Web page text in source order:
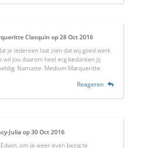
Clasquin op28 Oct 2016
je iedereen laat zien dat wij goed werk
wil jou daarom heel erg bedanken jij
Namaste. Medium Marqueritte.
Reageren
Julia op30 Oct 2016
om je weer even bezig te